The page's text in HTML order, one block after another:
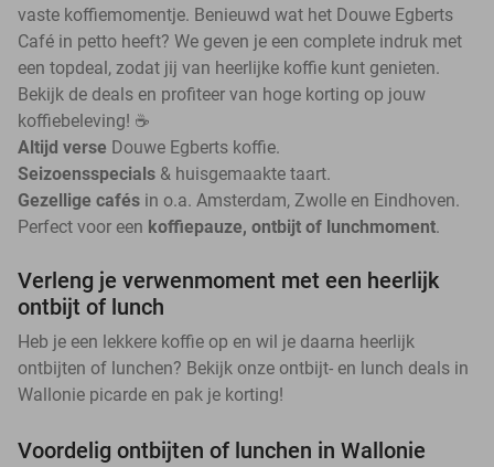
vaste koffiemomentje. Benieuwd wat het Douwe Egberts
Café in petto heeft? We geven je een complete indruk met
een topdeal, zodat jij van heerlijke koffie kunt genieten.
Bekijk de deals en profiteer van hoge korting op jouw
koffiebeleving! ☕
Altijd verse Douwe Egberts koffie.
Seizoensspecials & huisgemaakte taart.
Gezellige cafés in o.a. Amsterdam, Zwolle en Eindhoven.
Perfect voor een koffiepauze, ontbijt of lunchmoment.
Verleng je verwenmoment met een heerlijk
ontbijt of lunch
Heb je een lekkere koffie op en wil je daarna heerlijk
ontbijten of lunchen? Bekijk onze ontbijt- en lunch deals in
Wallonie picarde en pak je korting!
Voordelig ontbijten of lunchen in Wallonie